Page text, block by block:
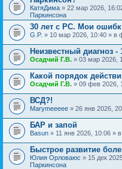
КатяДима » 22 мар 2026,
Паркинсона
30 лет с РС. Мои
G.P. » 10 мар 2026, 10:40 » в
Неизвестный диагноз -
Осадчий Г.В. » 03 мар 2026,
Какой порядок
Осадчий Г.В. » 09 фев 2026,
ВСД?!
Marymeeeee » 26 янв 2026,
БАР и запой
Basun » 11 янв 2026, 10:06 »
Быстрое развитие
Юлия Орловаюс » 15 дек
Паркинсона